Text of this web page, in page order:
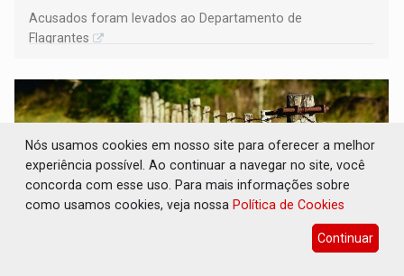
Acusados foram levados ao Departamento de
Flagrantes
Nós usamos cookies em nosso site para oferecer a melhor
experiência possível. Ao continuar a navegar no site, você
concorda com esse uso. Para mais informações sobre
como usamos cookies, veja nossa Política de Cookies
Continuar